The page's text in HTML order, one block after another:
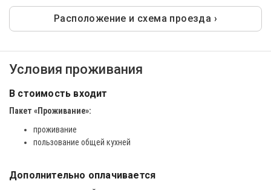
Расположение и схема проезда ›
Условия проживания
В стоимость входит
Пакет «Проживание»:
проживание
пользование общей кухней
Дополнительно оплачивается